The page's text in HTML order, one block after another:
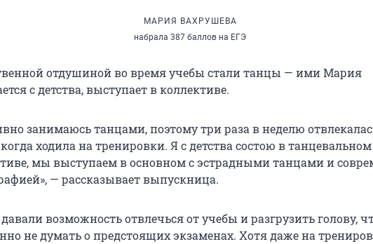
МАРИЯ ВАХРУШЕВА
набрала 387 баллов на ЕГЭ
отдушиной во время учебы стали танцы — ими Мария
с детства, выступает в коллективе.
занимаюсь танцами, поэтому три раза в неделю
ходила на тренировки. Я с детства состою в танцевальном
мы выступаем в основном с эстрадными танцами и
— рассказывает выпускница.
возможность отвлечься от учебы и разгрузить голову,
не думать о предстоящих экзаменах. Хотя даже на